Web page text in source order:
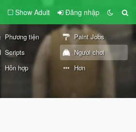
Show Adult Đăng nhập
Phương tiện
Paint Jobs
Scripts
Người chơi
Hỗn hợp Hơn